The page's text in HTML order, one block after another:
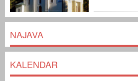
NAJAVA
KALENDAR